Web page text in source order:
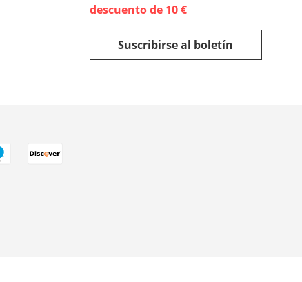
descuento de 10 €
Suscribirse al boletín